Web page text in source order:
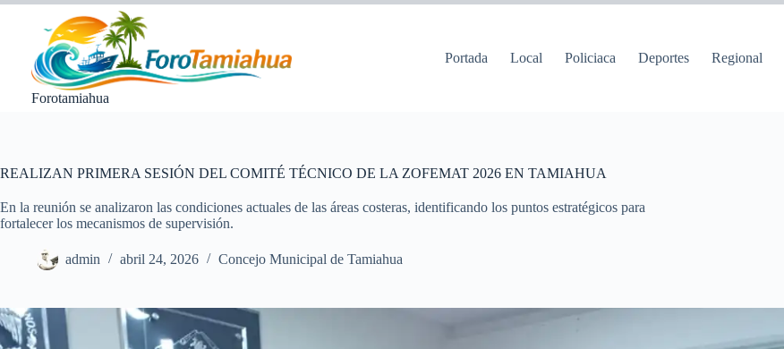
Saltar
contenido
Forotamiahua
Portada Local Policiaca Deportes Regional
REALIZAN PRIMERA SESIÓN DEL COMITÉ TÉCNICO DE LA ZOFEMAT 2026 EN TAMIAHUA
En la reunión se analizaron las condiciones actuales de las áreas costeras, identificando los puntos estratégicos para
fortalecer los mecanismos de supervisión.
admin abril 24, 2026 Concejo Municipal de Tamiahua